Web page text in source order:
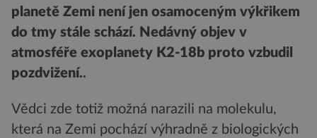
planetě Zemi není jen osamoceným výkřikem
do tmy stále schází. Nedávný objev v
atmosféře exoplanety K2-18b proto vzbudil
pozdvižení..
Vědci zde totiž možná narazili na molekulu,
která na Zemi pochází výhradně z biologických